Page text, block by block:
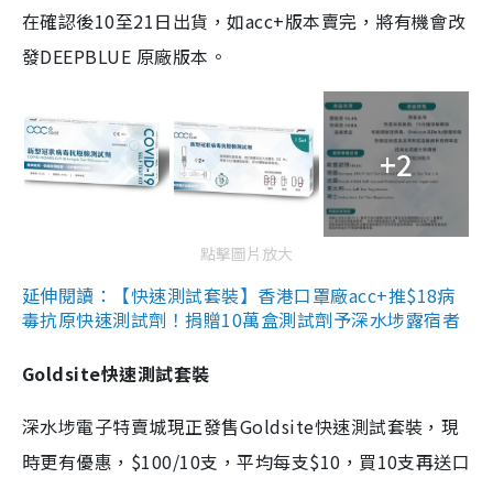
在確認後10至21日出貨，如acc+版本賣完，將有機會改
發DEEPBLUE 原廠版本。
+2
點擊圖片放大
延伸閱讀：【快速測試套裝】香港口罩廠acc+推$18病
毒抗原快速測試劑！捐贈10萬盒測試劑予深水埗露宿者
Goldsite快速測試套裝
深水埗電子特賣城現正發售Goldsite快速測試套裝，現
時更有優惠，$100/10支，平均每支$10，買10支再送口